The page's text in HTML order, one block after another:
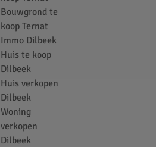
Bouwgrond te
koop Ternat
Immo Dilbeek
Huis te koop
Dilbeek
Huis verkopen
Dilbeek
Woning
verkopen
Dilbeek